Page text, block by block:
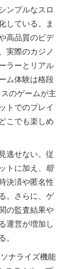
ンプルなスロ
している。ま
高品質のビデ
実際のカジノ
ラーとリアル
ム体験は格段
のゲームが主
トでのプレイ
こでも楽しめ
逃せない。従
トに加え、 暗
決済や匿名性
。さらに、ゲ
の監査結果や
運営が増加し
。
ナライズ機能